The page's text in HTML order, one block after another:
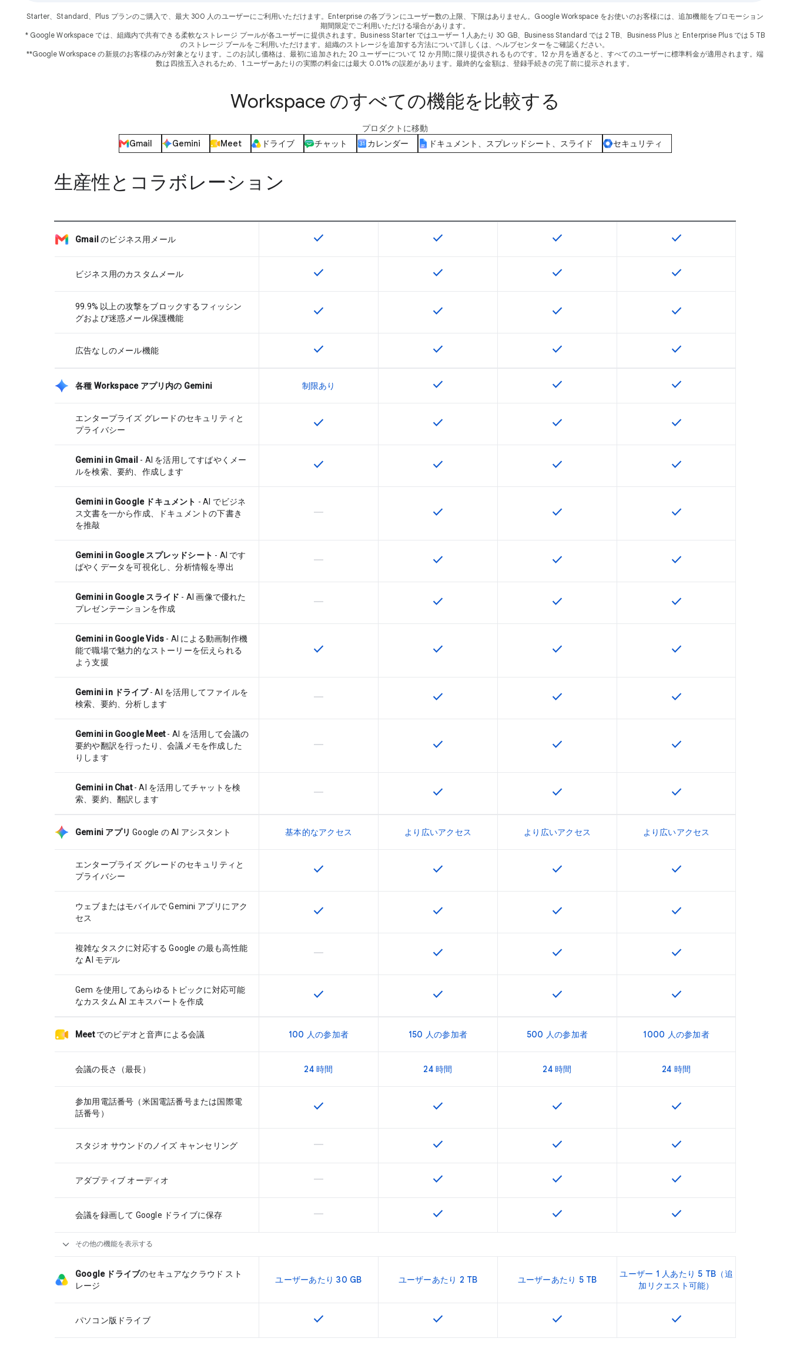
Starter、Standard、Plus プランのご購入で、最大 300 人のユーザーにご利用いただけます。Enterprise の各プランにユーザー数の上限、下限はありません。Google Workspace をお使いのお客様には、追加機能をプロモーション
期間限定でご利用いただける場合があります。
* Google Workspace では、組織内で共有できる柔軟なストレージ プールが各ユーザーに提供されます。Business Starter ではユーザー 1 人あたり 30 GB、Business Standard では 2 TB、Business Plus と Enterprise Plus では 5 TB
のストレージ プールをご利用いただけます。組織のストレージを追加する方法について詳しくは、ヘルプセンターをご確認ください。
**Google Workspace の新規のお客様のみが対象となります。このお試し価格は、最初に追加された 20 ユーザーについて 12 か月間に限り提供されるものです。12 か月を過ぎると、すべてのユーザーに標準料金が適用されます。端
数は四捨五入されるため、1 ユーザーあたりの実際の料金には最大 0.01% の誤差があります。最終的な金額は、登録手続きの完了前に提示されます。
Workspace のすべての機能を比較する
プロダクトに移動
Gmail
Gemini Meet ドライブ チャット カレンダー ドキュメント、スプレッドシート、スライド セキュリティ
生産性とコラボレーション
Gmail のビジネス用メール この機能は該当の SKU で利用できます
check この機能は該当の SKU で利用できます
check この機能は該当の SKU で利用できます
check この機能は該当の SKU で利
check
ビジネス用のカスタムメール この機能は該当の SKU で利用できます
check この機能は該当の SKU で利用できます
check この機能は該当の SKU で利用できます
check この機能は該当の SKU で利
check
99.9% 以上の攻撃をブロックするフィッシン
グおよび迷惑メール保護機能
この機能は該当の SKU で利用できます
check この機能は該当の SKU で利用できます
check この機能は該当の SKU で利用できます
check この機能は該当の SKU で利
check
広告なしのメール機能 この機能は該当の SKU で利用できます
check この機能は該当の SKU で利用できます
check この機能は該当の SKU で利用できます
check この機能は該当の SKU で利
check
各種 Workspace アプリ内の Gemini 制限あり この機能は該当の SKU で利用できます
check この機能は該当の SKU で利用できます
check この機能は該当の SKU で利
check
エンタープライズ グレードのセキュリティと
プライバシー
この機能は該当の SKU で利用できます
check この機能は該当の SKU で利用できます
check この機能は該当の SKU で利用できます
check この機能は該当の SKU で利
check
Gemini in Gmail - AI を活用してすばやくメー
ルを検索、要約、作成します
この機能は該当の SKU で利用できます
check この機能は該当の SKU で利用できます
check この機能は該当の SKU で利用できます
check この機能は該当の SKU で利
check
Gemini in Google ドキュメント - AI でビジネ
ス文書を一から作成、ドキュメントの下書き
を推敲
この機能は該当の SKU でサポートされていません
horizontal_rule この機能は該当の SKU で利用できます
check この機能は該当の SKU で利用できます
check この機能は該当の SKU で利
check
Gemini in Google スプレッドシート - AI です
ばやくデータを可視化し、分析情報を導出
この機能は該当の SKU でサポートされていません
horizontal_rule この機能は該当の SKU で利用できます
check この機能は該当の SKU で利用できます
check この機能は該当の SKU で利
check
Gemini in Google スライド - AI 画像で優れた
プレゼンテーションを作成
この機能は該当の SKU でサポートされていません
horizontal_rule この機能は該当の SKU で利用できます
check この機能は該当の SKU で利用できます
check この機能は該当の SKU で利
check
Gemini in Google Vids - AI による動画制作機
能で職場で魅力的なストーリーを伝えられる
よう支援
この機能は該当の SKU で利用できます
check この機能は該当の SKU で利用できます
check この機能は該当の SKU で利用できます
check この機能は該当の SKU で利
check
Gemini in ドライブ- AI を活用してファイルを
検索、要約、分析します
この機能は該当の SKU でサポートされていません
horizontal_rule この機能は該当の SKU で利用できます
check この機能は該当の SKU で利用できます
check この機能は該当の SKU で利
check
Gemini in Google Meet- AI を活用して会議の
要約や翻訳を行ったり、会議メモを作成した
りします
この機能は該当の SKU でサポートされていません
horizontal_rule この機能は該当の SKU で利用できます
check この機能は該当の SKU で利用できます
check この機能は該当の SKU で利
check
Gemini in Chat- AI を活用してチャットを検
索、要約、翻訳します
この機能は該当の SKU でサポートされていません
horizontal_rule この機能は該当の SKU で利用できます
check この機能は該当の SKU で利用できます
check この機能は該当の SKU で利
check
Gemini アプリ Google の AI アシスタント 基本的なアクセス より広いアクセス より広いアクセス より広いアクセス
エンタープライズ グレードのセキュリティと
プライバシー
この機能は該当の SKU で利用できます
check この機能は該当の SKU で利用できます
check この機能は該当の SKU で利用できます
check この機能は該当の SKU で利
check
ウェブまたはモバイルで Gemini アプリにアク
セス
この機能は該当の SKU で利用できます
check この機能は該当の SKU で利用できます
check この機能は該当の SKU で利用できます
check この機能は該当の SKU で利
check
複雑なタスクに対応する Google の最も高性能
な AI モデル
この機能は該当の SKU でサポートされていません
horizontal_rule この機能は該当の SKU で利用できます
check この機能は該当の SKU で利用できます
check この機能は該当の SKU で利
check
Gem を使用してあらゆるトピックに対応可能
なカスタム AI エキスパートを作成
この機能は該当の SKU で利用できます
check この機能は該当の SKU で利用できます
check この機能は該当の SKU で利用できます
check この機能は該当の SKU で利
check
Meet でのビデオと音声による会議 100 人の参加者 150 人の参加者 500 人の参加者 1000 人の参加者
会議の長さ（最長） 24 時間 24 時間 24 時間 24 時間
参加用電話番号（米国電話番号または国際電
話番号）
この機能は該当の SKU で利用できます
check この機能は該当の SKU で利用できます
check この機能は該当の SKU で利用できます
check この機能は該当の SKU で利
check
スタジオ サウンドのノイズ キャンセリング この機能は該当の SKU でサポートされていません
horizontal_rule この機能は該当の SKU で利用できます
check この機能は該当の SKU で利用できます
check この機能は該当の SKU で利
check
アダプティブ オーディオ この機能は該当の SKU でサポートされていません
horizontal_rule この機能は該当の SKU で利用できます
check この機能は該当の SKU で利用できます
check この機能は該当の SKU で利
check
会議を録画して Google ドライブに保存 この機能は該当の SKU でサポートされていません
horizontal_rule この機能は該当の SKU で利用できます
check この機能は該当の SKU で利用できます
check この機能は該当の SKU で利
check
expand_more その他の機能を表示する
Google ドライブのセキュアなクラウド スト
レージ
ユーザーあたり 30 GB ユーザーあたり 2 TB ユーザーあたり 5 TB
ユーザー 1 人あたり 5 TB（追
加リクエスト可能）
パソコン版ドライブ この機能は該当の SKU で利用できます
check この機能は該当の SKU で利用できます
check この機能は該当の SKU で利用できます
check この機能は該当の SKU で利
check